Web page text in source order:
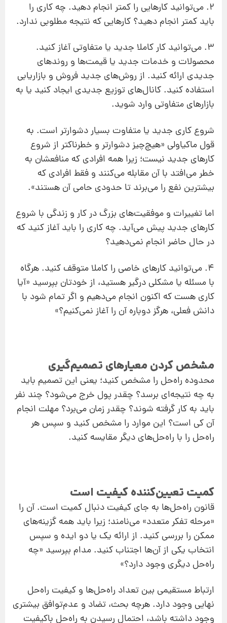
2. می‌توانید کارهایی را کمتر انجام دهید. چه کاری را
باید کمتر انجام دهید؟ کارهایی که نتیجه مطلوبی ندارد.
3. می‌توانید کار کاملا جدید یا متفاوتی آغاز کنید.
محصولات و خدمات جدید یا قیمت‌ها و روندهای
جدیدی ارائه کنید. از روش‌های جدید فروش و بازاریابی
استفاده کنید. کانال‌های توزیع جدیدی ایجاد کنید یا به
بازارهای متفاوتی وارد شوید.
شروع کاری جدید یا متفاوت بسیار دشوارتر است. به
قول ماکیاولی «هیچ‌چیز دشوارتر و خطرناکتر از شروع
کارهای جدید نیست؛ زیرا همه افرادی که منافعشان به
خطر می‌افتد با آن مقابله می‌کنند و فقط افرادی که
بیشترین نفع را می‌برند تا حدودی حامی آن هستند».
اما تغییرات و موفقیت‌های بزرگ در کار و زندگی با شروع
کارهای جدید پیش می‌آید. چه کاری را باید آغاز کنید که
در حال حاضر انجام نمی‌دهید؟
4. می‌توانید کارهای خاصی را کاملا متوقف کنید. هرگاه
با مسئله یا مشکلی درگیر هستید، از خودتان بپرسید «آیا
کاری هست که اکنون انجام می‌دهیم و اگر تمام شود با
دانش فعلی، هرگز دوباره آن را آغاز نمی‌کنیم؟»
مشخص کردن معیارهای تصمیم‌گیری
محدوده راه‌حل را مشخص کنید؛ یعنی این تصمیم باید
به چه نتیجه‌ای برسد؟ چقدر پول خرج می‌شود؟ چند نفر
باید به کار گرفته شوند؟ چقدر زمان می‌برد؟ مهلت انجام
آن کی است؟ این موارد را مشخص کنید و سپس هر
راه‌حل را با راه‌حل‌های دیگر مقایسه کنید.
کمیت تعیین‌کننده کیفیت است
قانون راه‌حل‌ها به جای کیفیت ‌دنبال کمیت است. آن را
«مرحله تفکر متعدد» می‌نامند؛‌ زیرا باید همه گزینه‌های
ممکن را بررسی ‌کنید. از ارائه یک یا دو ایده و سپس
انتخاب یکی از آن‌ها اجتناب کنید. مدام بپرسید «چه
راه‌حل دیگری وجود دارد؟»
ارتباط مستقیمی بین تعداد راه‌حل‌ها و کیفیت راه‌حل
نهایی وجود دارد. هرچه بحث، تضاد و عدم‌توافق بیشتری
وجود داشته باشد، احتمال رسیدن به راه‌حل باکیفیت